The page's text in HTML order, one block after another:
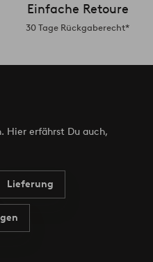
Einfache Retoure
30 Tage Rückgaberecht*
Hier erfährst Du auch,
Lieferung